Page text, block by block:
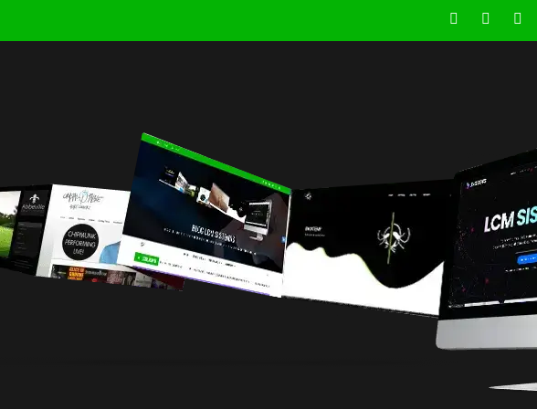
LinkedInInstagram